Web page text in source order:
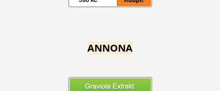
ANNONA